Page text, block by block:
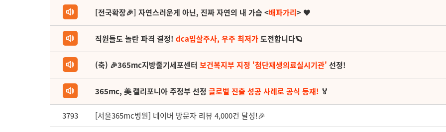
[전국확장🎉] 자연스러운게 아닌, 진짜 자연의 내 가슴 <배파가리> ♥
직원들도 놀란 파격 결정! dca밉살주사, 우주 최저가도전합니다🪐
(축) 🎉365mc지방줄기세포센터 보건복지부 지정 '첨단재생의료실시기관' 선정!
365mc, 美 캘리포니아 주정부 선정 글로벌 진출 성공 사례로 공식 등재! 🏅
3793 [서울365mc병원] 네이버 방문자 리뷰 4,000건 달성!🎉